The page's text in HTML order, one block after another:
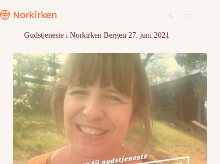
til
innholdet
Gudstjeneste i Norkirken Bergen 27. juni 2021